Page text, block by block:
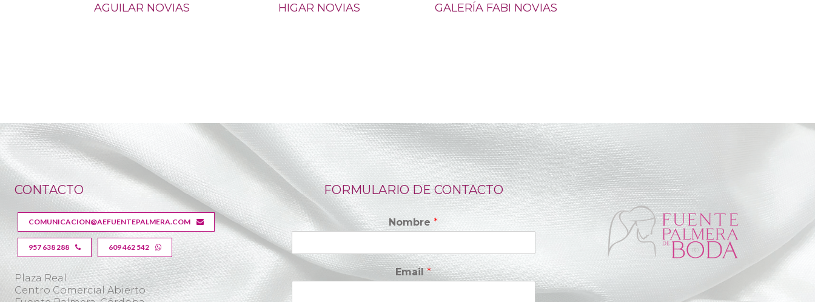
AGUILAR NOVIAS HIGAR NOVIAS GALERÍA FABI NOVIAS
CONTACTO
COMUNICACION@AEFUENTEPALMERA.COM
957 638 288 609 462 542
Plaza Real
Centro Comercial Abierto
FORMULARIO DE CONTACTO
Nombre*
Email*